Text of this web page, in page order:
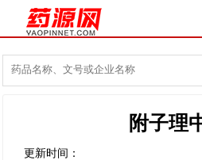
附子理
更新时间：